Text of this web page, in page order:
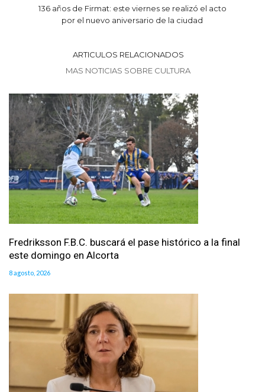
136 años de Firmat: este viernes se realizó el acto
por el nuevo aniversario de la ciudad
ARTICULOS RELACIONADOS
MAS NOTICIAS SOBRE CULTURA
Fredriksson F.B.C. buscará el pase histórico a la final
este domingo en Alcorta
8 agosto, 2026